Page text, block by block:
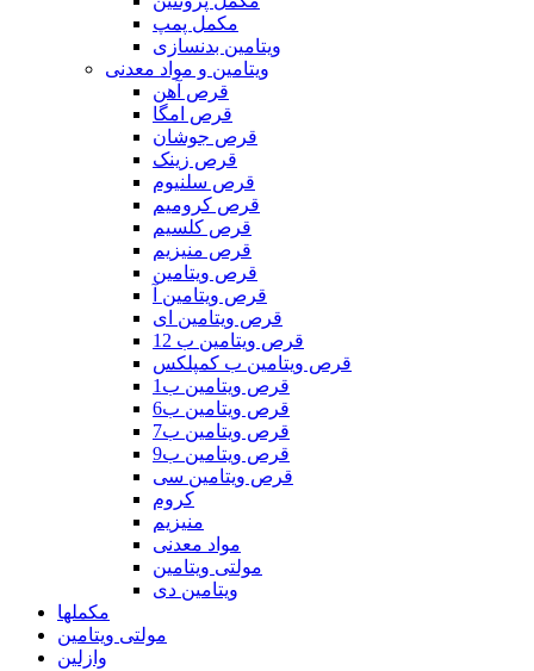
مکمل پمپ
ویتامین بدنسازی
ویتامین و مواد معدنی
قرص آهن
قرص امگا
قرص جوشان
قرص زینک
قرص سلنیوم
قرص کرومیم
قرص کلسیم
قرص منیزیم
قرص ویتامین
قرص ویتامین آ
قرص ویتامین ای
قرص ویتامین ب 12
قرص ویتامین ب کمپلکس
قرص ویتامین ب1
قرص ویتامین ب6
قرص ویتامین ب7
قرص ویتامین ب9
قرص ویتامین سی
کروم
منیزیم
مواد معدنی
مولتی ویتامین
ویتامین دی
مکملها
مولتی ویتامین
وازلین